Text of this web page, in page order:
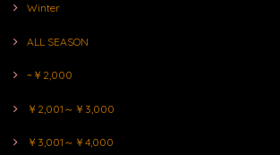
Winter
ALL SEASON
~￥2,000
￥2,001～￥3,000
￥3,001～￥4,000